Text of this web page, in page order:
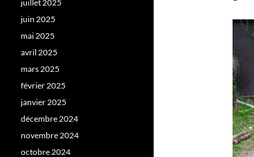
juillet 2025
juin 2025
mai 2025
avril 2025
mars 2025
février 2025
janvier 2025
décembre 2024
novembre 2024
octobre 2024